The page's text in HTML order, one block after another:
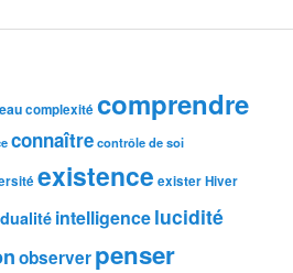
complexité comprendre
connaîtrecontrôle de soi
existence existerHiver
intelligencelucidité
observerpenser